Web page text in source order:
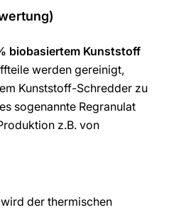
biobasiertem Kunststoff
werden gereinigt,
Kunststoff-Schredder zu
sogenannte Regranulat
z.B. von
der thermischen